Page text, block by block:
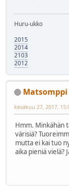
Huru-ukko
2015
2014
2103
2012
Matsomppi
kesäkuu 27, 2017,
Hmm. Minkähän
värisiä?
mutta ei kai tuo
aika pieniä vielä?